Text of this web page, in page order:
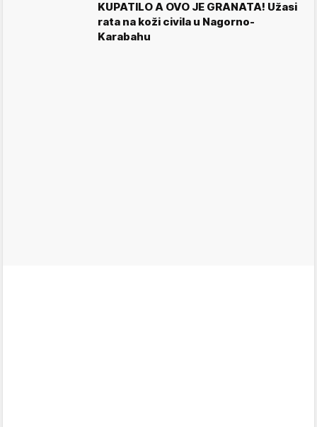
KUPATILO A OVO JE GRANATA! Užasi
rata na koži civila u Nagorno-
Karabahu